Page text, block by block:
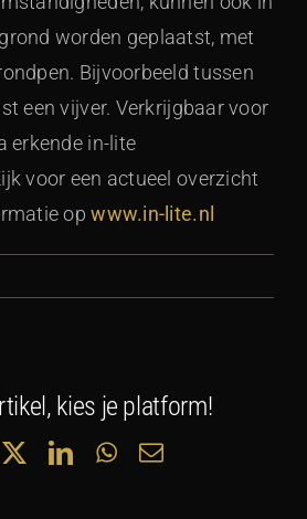
worden geplaatst, met
Bijvoorbeeld tussen
een vijver. Verkrijgbaar voor
erkende in-lite
voor een actueel overzicht
opwww.in-lite.nl
kies je platform!
LinkedInWhatsApp
E-